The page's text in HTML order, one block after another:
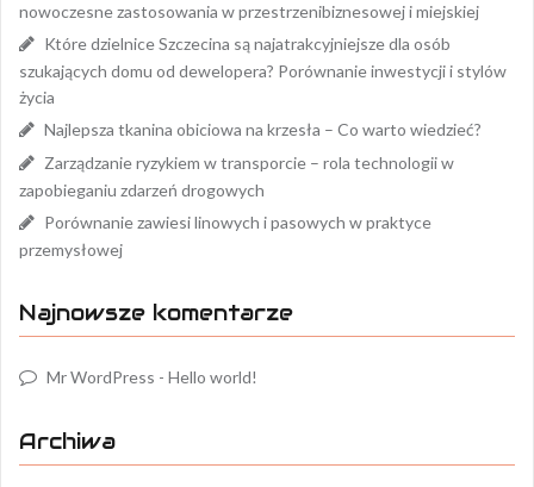
nowoczesne zastosowania w przestrzenibiznesowej i miejskiej
Które dzielnice Szczecina są najatrakcyjniejsze dla osób
szukających domu od dewelopera? Porównanie inwestycji i stylów
życia
Najlepsza tkanina obiciowa na krzesła – Co warto wiedzieć?
Zarządzanie ryzykiem w transporcie – rola technologii w
zapobieganiu zdarzeń drogowych
Porównanie zawiesi linowych i pasowych w praktyce
przemysłowej
Najnowsze komentarze
Mr WordPress - Hello world!
Archiwa